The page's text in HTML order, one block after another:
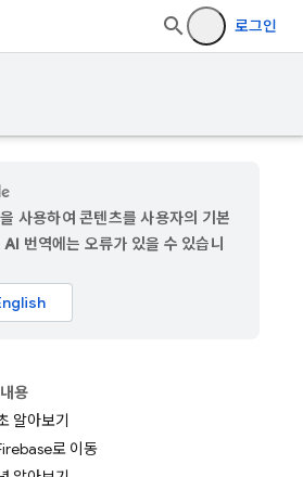
로그인
사용하여 콘텐츠를 사용자의 기본
번역에는 오류가 있을 수 있습니
용
알아보기
로 이동